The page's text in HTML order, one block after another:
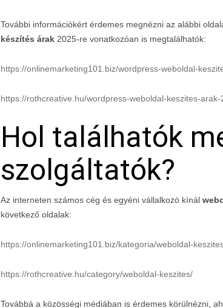
További információkért érdemes megnézni az alábbi
készítés árak 2025-re vonatkozóan is megtalálhatók:
https://onlinemarketing101.biz/wordpress-weboldal-
https://rothcreative.hu/wordpress-weboldal-keszites-
Hol találhatók
szolgáltatók?
Az interneten számos cég és egyéni vállalkozó kínál
következő oldalak:
https://onlinemarketing101.biz/kategoria/weboldal-
https://rothcreative.hu/category/weboldal-keszites/
Továbbá a közösségi médiában is érdemes körülnézni,